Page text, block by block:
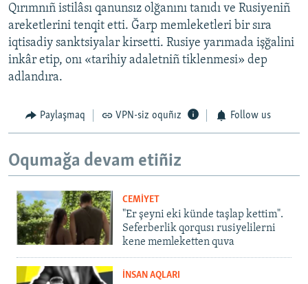
Qırımnıñ istilâsı qanunsız olğanını tanıdı ve Rusiyeniñ
areketlerini tenqit etti. Ğarp memleketleri bir sıra
iqtisadiy sanktsiyalar kirsetti. Rusiye yarımada işğalini
inkâr etip, onı «tarihiy adaletniñ tiklenmesi» dep
adlandıra.
Paylaşmaq VPN-siz oquñız Follow us
Oqumağa devam etiñiz
CEMİYET
"Er şeyni eki künde taşlap kettim".
Seferberlik qorqusı rusiyelilerni
kene memleketten quva
İNSAN AQLARI